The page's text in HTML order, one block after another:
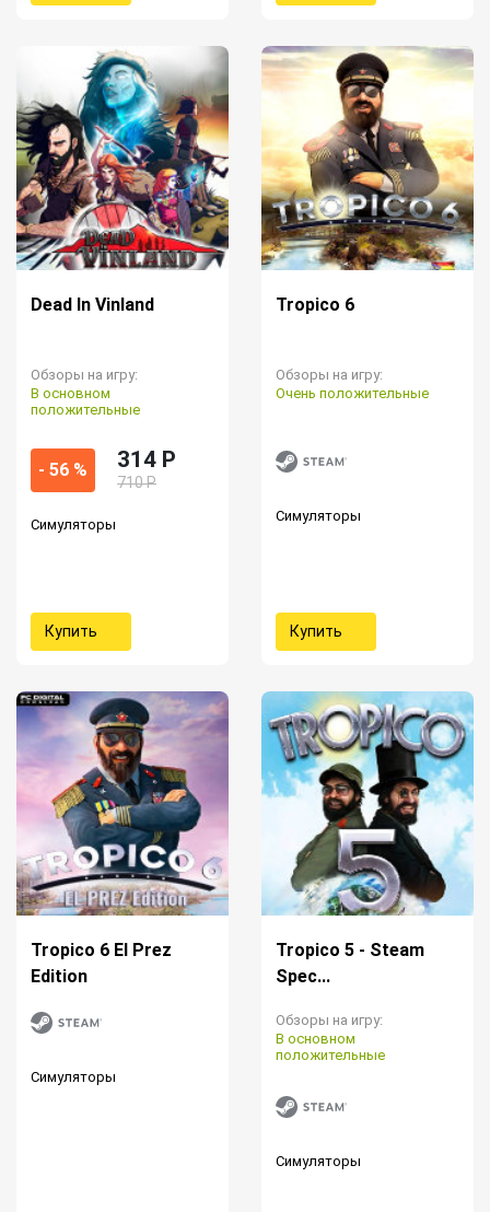
Dead In Vinland
Обзоры на игру:
В основном
положительные
- 56 % 314 P
710 Р
Симуляторы
Купить
Tropico 6
Обзоры на игру:
Очень положительные
Симуляторы
Купить
Tropico 6 El Prez
Edition
Симуляторы
Tropico 5 - Steam
Spec...
Обзоры на игру:
В основном
положительные
Симуляторы